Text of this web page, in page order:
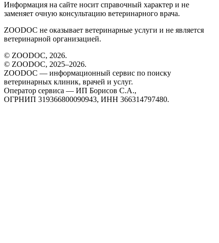
Информация на сайте носит справочный характер и не
заменяет очную консультацию ветеринарного врача.
ZOODOC не оказывает ветеринарные услуги и не является
ветеринарной организацией.
© ZOODOC, 2026.
© ZOODOC, 2025–2026.
ZOODOC — информационный сервис по поиску
ветеринарных клиник, врачей и услуг.
Оператор сервиса — ИП Борисов С.А.,
ОГРНИП 319366800090943, ИНН 366314797480.